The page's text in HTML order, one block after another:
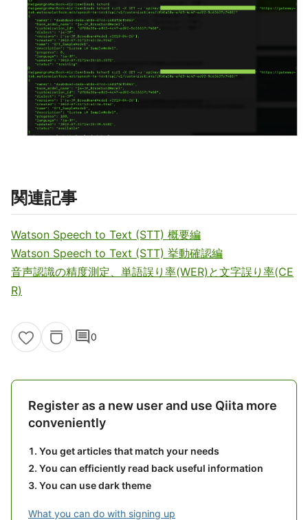
関連記事
Watson Speech to Text (STT) 概要編
Watson Speech to Text (STT) 挙動確認編
音声認識の精度測定、単語誤り率(WER)と文字誤り率(CE
R)
comment0
Register as a new user and use Qiita more
conveniently
You get articles that match your needs
You can efficiently read back useful information
You can use dark theme
What you can do with signing up